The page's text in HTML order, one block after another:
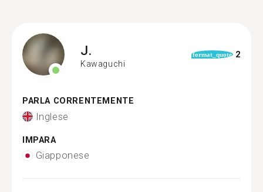
J.
Kawaguchi
format_quote 2
PARLA CORRENTEMENTE
Inglese
IMPARA
Giapponese